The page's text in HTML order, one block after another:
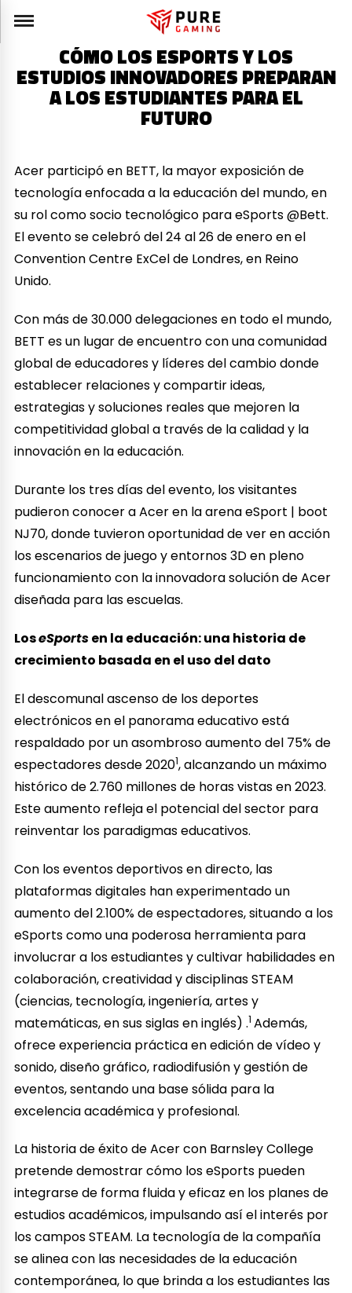
CÓMO LOS ESPORTS Y LOS
ESTUDIOS INNOVADORES PREPARAN
A LOS ESTUDIANTES PARA EL
FUTURO
Acer participó en BETT, la mayor exposición de
tecnología enfocada a la educación del mundo, en
su rol como socio tecnológico para eSports @Bett.
El evento se celebró del 24 al 26 de enero en el
Convention Centre ExCel de Londres, en Reino
Unido.
Con más de 30.000 delegaciones en todo el mundo,
BETT es un lugar de encuentro con una comunidad
global de educadores y líderes del cambio donde
establecer relaciones y compartir ideas,
estrategias y soluciones reales que mejoren la
competitividad global a través de la calidad y la
innovación en la educación.
Durante los tres días del evento, los visitantes
pudieron conocer a Acer en la arena eSport | boot
NJ70, donde tuvieron oportunidad de ver en acción
los escenarios de juego y entornos 3D en pleno
funcionamiento con la innovadora solución de Acer
diseñada para las escuelas.
LoseSportsen la educación: una historia de
crecimiento basada en el uso del dato
El descomunal ascenso de los deportes
electrónicos en el panorama educativo está
respaldado por un asombroso aumento del 75% de
espectadores desde 20201, alcanzando un máximo
histórico de 2.760 millones de horas vistas en 2023.
Este aumento refleja el potencial del sector para
reinventar los paradigmas educativos.
Con los eventos deportivos en directo, las
plataformas digitales han experimentado un
aumento del 2.100% de espectadores, situando a los
eSports como una poderosa herramienta para
involucrar a los estudiantes y cultivar habilidades en
colaboración, creatividad y disciplinas STEAM
(ciencias, tecnología, ingeniería, artes y
matemáticas, en sus siglas en inglés) .1 Además,
ofrece experiencia práctica en edición de vídeo y
sonido, diseño gráfico, radiodifusión y gestión de
eventos, sentando una base sólida para la
excelencia académica y profesional.
La historia de éxito de Acer con Barnsley College
pretende demostrar cómo los eSports pueden
integrarse de forma fluida y eficaz en los planes de
estudios académicos, impulsando así el interés por
los campos STEAM. La tecnología de la compañía
se alinea con las necesidades de la educación
contemporánea, lo que brinda a los estudiantes las